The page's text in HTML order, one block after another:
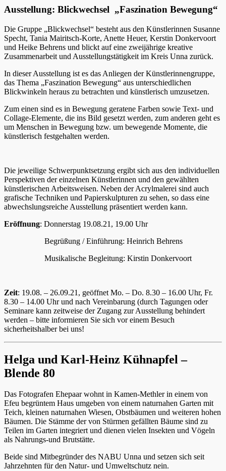
Ausstellung: Blickwechsel „Faszination Bewegung“
Die Gruppe „Blickwechsel“ besteht aus den Künstlerinnen Susanne
Specht, Tania Mairitsch-Korte, Anette Heuer, Kerstin Donkervoort
und Heike Behrens und blickt auf eine zweijährige kreative
Zusammenarbeit und Ausstellungstätigkeit im Kreis Unna zurück.
In dieser Ausstellung ist es das Anliegen der Künstlerinnengruppe,
das Thema „Faszination Bewegung“ aus unterschiedlichen
Blickwinkeln heraus zu betrachten und künstlerisch umzusetzen.
Zum einen sind es in Bewegung geratene Farben sowie Text- und
Collage-Elemente, die ins Bild gesetzt werden, zum anderen geht es
um Menschen in Bewegung bzw. um bewegende Momente, die
künstlerisch festgehalten werden.
Die jeweilige Schwerpunktsetzung ergibt sich aus den individuellen
Perspektiven der einzelnen Künstlerinnen und den gewählten
künstlerischen Arbeitsweisen. Neben der Acrylmalerei sind auch
grafische Techniken und Papierskulpturen zu sehen, so dass eine
abwechslungsreiche Ausstellung präsentiert werden kann.
Eröffnung: Donnerstag 19.08.21, 19.00 Uhr
Begrüßung / Einführung: Heinrich Behrens
Musikalische Begleitung: Kirstin Donkervoort
Zeit: 19.08. – 26.09.21, geöffnet Mo. – Do. 8.30 – 16.00 Uhr, Fr.
8.30 – 14.00 Uhr und nach Vereinbarung (durch Tagungen oder
Seminare kann zeitweise der Zugang zur Ausstellung behindert
werden – bitte informieren Sie sich vor einem Besuch
sicherheitshalber bei uns!
Helga und Karl-Heinz Kühnapfel –
Blende 80
Das Fotografen Ehepaar wohnt in Kamen-Methler in einem von
Efeu begrüntem Haus umgeben von einem naturnahen Garten mit
Teich, kleinen naturnahen Wiesen, Obstbäumen und weiteren hohen
Bäumen. Die Stämme der von Stürmen gefällten Bäume sind zu
Teilen im Garten integriert und dienen vielen Insekten und Vögeln
als Nahrungs-und Brutstätte.
Beide sind Mitbegründer des NABU Unna und setzen sich seit
Jahrzehnten für den Natur- und Umweltschutz nein.